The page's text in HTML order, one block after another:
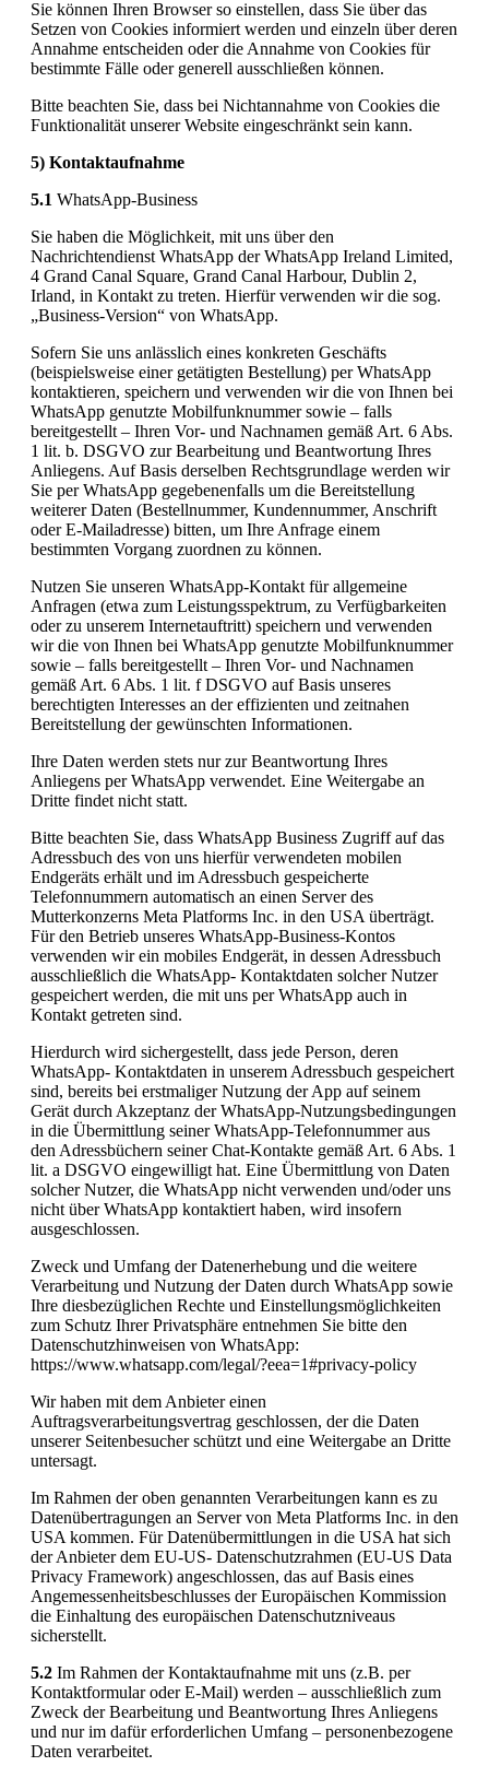
Sie können Ihren Browser so einstellen, dass Sie über das
Setzen von Cookies informiert werden und einzeln über deren
Annahme entscheiden oder die Annahme von Cookies für
bestimmte Fälle oder generell ausschließen können.
Bitte beachten Sie, dass bei Nichtannahme von Cookies die
Funktionalität unserer Website eingeschränkt sein kann.
5) Kontaktaufnahme
5.1 WhatsApp-Business
Sie haben die Möglichkeit, mit uns über den
Nachrichtendienst WhatsApp der WhatsApp Ireland Limited,
4 Grand Canal Square, Grand Canal Harbour, Dublin 2,
Irland, in Kontakt zu treten. Hierfür verwenden wir die sog.
„Business-Version“ von WhatsApp.
Sofern Sie uns anlässlich eines konkreten Geschäfts
(beispielsweise einer getätigten Bestellung) per WhatsApp
kontaktieren, speichern und verwenden wir die von Ihnen bei
WhatsApp genutzte Mobilfunknummer sowie – falls
bereitgestellt – Ihren Vor- und Nachnamen gemäß Art. 6 Abs.
1 lit. b. DSGVO zur Bearbeitung und Beantwortung Ihres
Anliegens. Auf Basis derselben Rechtsgrundlage werden wir
Sie per WhatsApp gegebenenfalls um die Bereitstellung
weiterer Daten (Bestellnummer, Kundennummer, Anschrift
oder E-Mailadresse) bitten, um Ihre Anfrage einem
bestimmten Vorgang zuordnen zu können.
Nutzen Sie unseren WhatsApp-Kontakt für allgemeine
Anfragen (etwa zum Leistungsspektrum, zu Verfügbarkeiten
oder zu unserem Internetauftritt) speichern und verwenden
wir die von Ihnen bei WhatsApp genutzte Mobilfunknummer
sowie – falls bereitgestellt – Ihren Vor- und Nachnamen
gemäß Art. 6 Abs. 1 lit. f DSGVO auf Basis unseres
berechtigten Interesses an der effizienten und zeitnahen
Bereitstellung der gewünschten Informationen.
Ihre Daten werden stets nur zur Beantwortung Ihres
Anliegens per WhatsApp verwendet. Eine Weitergabe an
Dritte findet nicht statt.
Bitte beachten Sie, dass WhatsApp Business Zugriff auf das
Adressbuch des von uns hierfür verwendeten mobilen
Endgeräts erhält und im Adressbuch gespeicherte
Telefonnummern automatisch an einen Server des
Mutterkonzerns Meta Platforms Inc. in den USA überträgt.
Für den Betrieb unseres WhatsApp-Business-Kontos
verwenden wir ein mobiles Endgerät, in dessen Adressbuch
ausschließlich die WhatsApp- Kontaktdaten solcher Nutzer
gespeichert werden, die mit uns per WhatsApp auch in
Kontakt getreten sind.
Hierdurch wird sichergestellt, dass jede Person, deren
WhatsApp- Kontaktdaten in unserem Adressbuch gespeichert
sind, bereits bei erstmaliger Nutzung der App auf seinem
Gerät durch Akzeptanz der WhatsApp-Nutzungsbedingungen
in die Übermittlung seiner WhatsApp-Telefonnummer aus
den Adressbüchern seiner Chat-Kontakte gemäß Art. 6 Abs. 1
lit. a DSGVO eingewilligt hat. Eine Übermittlung von Daten
solcher Nutzer, die WhatsApp nicht verwenden und/oder uns
nicht über WhatsApp kontaktiert haben, wird insofern
ausgeschlossen.
Zweck und Umfang der Datenerhebung und die weitere
Verarbeitung und Nutzung der Daten durch WhatsApp sowie
Ihre diesbezüglichen Rechte und Einstellungsmöglichkeiten
zum Schutz Ihrer Privatsphäre entnehmen Sie bitte den
Datenschutzhinweisen von WhatsApp:
https://www.whatsapp.com/legal/?eea=1#privacy-policy
Wir haben mit dem Anbieter einen
Auftragsverarbeitungsvertrag geschlossen, der die Daten
unserer Seitenbesucher schützt und eine Weitergabe an Dritte
untersagt.
Im Rahmen der oben genannten Verarbeitungen kann es zu
Datenübertragungen an Server von Meta Platforms Inc. in den
USA kommen. Für Datenübermittlungen in die USA hat sich
der Anbieter dem EU-US- Datenschutzrahmen (EU-US Data
Privacy Framework) angeschlossen, das auf Basis eines
Angemessenheitsbeschlusses der Europäischen Kommission
die Einhaltung des europäischen Datenschutzniveaus
sicherstellt.
5.2 Im Rahmen der Kontaktaufnahme mit uns (z.B. per
Kontaktformular oder E-Mail) werden – ausschließlich zum
Zweck der Bearbeitung und Beantwortung Ihres Anliegens
und nur im dafür erforderlichen Umfang – personenbezogene
Daten verarbeitet.